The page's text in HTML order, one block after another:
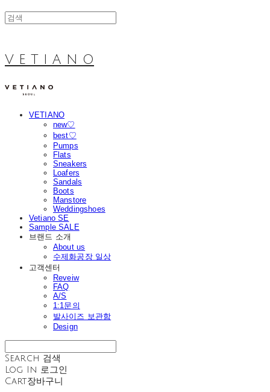
V E T I A N O
VETIANO
new♡
best♡
Pumps
Flats
Sneakers
Loafers
Sandals
Boots
Manstore
Weddingshoes
Vetiano SE
Sample SALE
브랜드 소개
About us
수제화공장 일상
고객센터
Reveiw
FAQ
A/S
1:1문의
발사이즈 보관함
Design
Search 검색
Log In 로그인
Cart장바구니